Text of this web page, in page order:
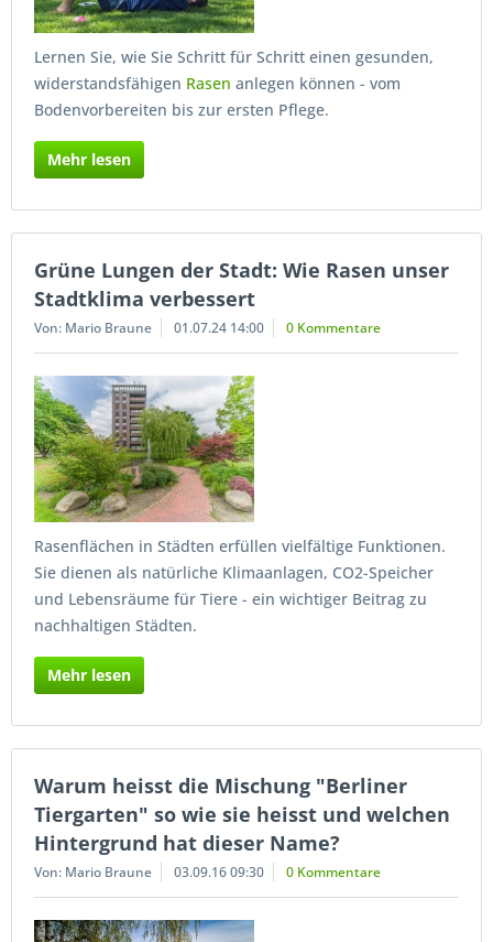
Lernen Sie, wie Sie Schritt für Schritt einen gesunden,
widerstandsfähigen Rasen anlegen können - vom
Bodenvorbereiten bis zur ersten Pflege.
Mehr lesen
Grüne Lungen der Stadt: Wie Rasen unser
Stadtklima verbessert
Von: Mario Braune 01.07.24 14:00 0 Kommentare
Rasenflächen in Städten erfüllen vielfältige Funktionen.
Sie dienen als natürliche Klimaanlagen, CO2-Speicher
und Lebensräume für Tiere - ein wichtiger Beitrag zu
nachhaltigen Städten.
Mehr lesen
Warum heisst die Mischung "Berliner
Tiergarten" so wie sie heisst und welchen
Hintergrund hat dieser Name?
Von: Mario Braune 03.09.16 09:30 0 Kommentare